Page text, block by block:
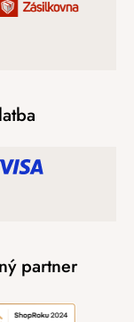
partner